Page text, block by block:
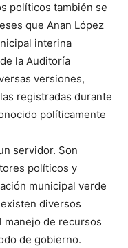
políticos también se
que Anan López
interina
la Auditoría
versiones,
registradas durante
políticamente
servidor. Son
políticos y
municipal verde
diversos
manejo de recursos
de gobierno.